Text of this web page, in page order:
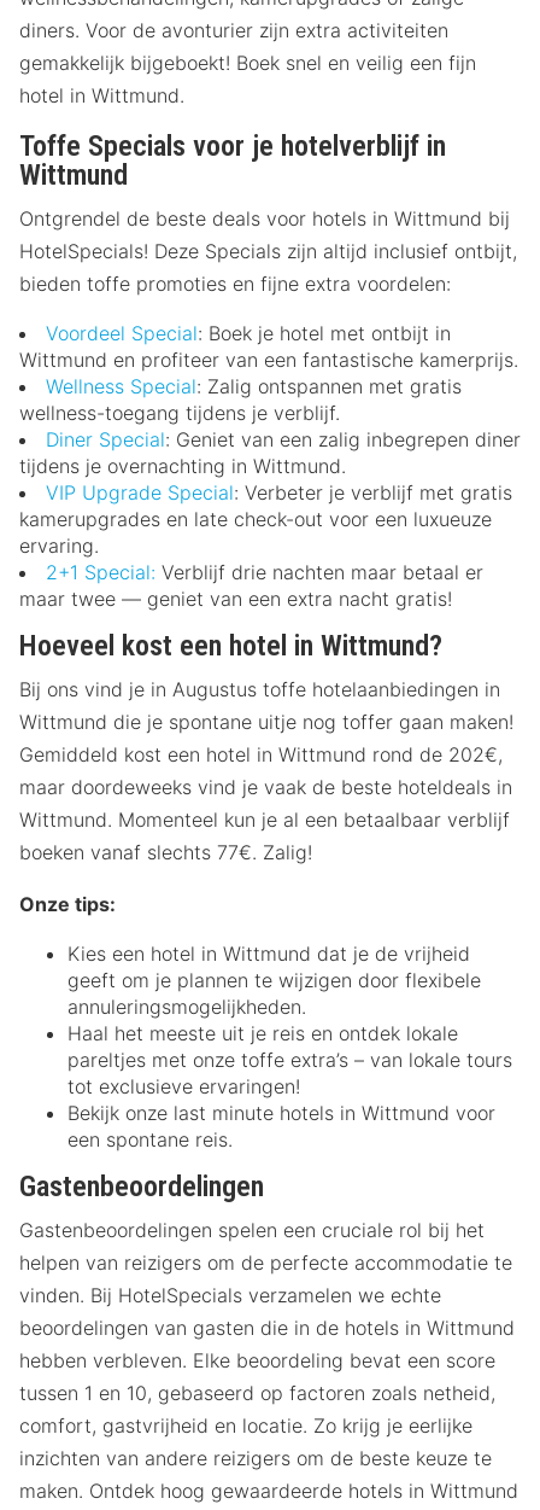
diners. Voor de avonturier zijn extra activiteiten
gemakkelijk bijgeboekt! Boek snel en veilig een fijn
hotel in Wittmund.
Toffe Specials voor je hotelverblijf in
Wittmund
Ontgrendel de beste deals voor hotels in Wittmund bij
HotelSpecials! Deze Specials zijn altijd inclusief ontbijt,
bieden toffe promoties en fijne extra voordelen:
Voordeel Special: Boek je hotel met ontbijt in
Wittmund en profiteer van een fantastische kamerprijs.
Wellness Special: Zalig ontspannen met gratis
wellness-toegang tijdens je verblijf.
Diner Special: Geniet van een zalig inbegrepen diner
tijdens je overnachting in Wittmund.
VIP Upgrade Special: Verbeter je verblijf met gratis
kamerupgrades en late check-out voor een luxueuze
ervaring.
2+1 Special: Verblijf drie nachten maar betaal er
maar twee — geniet van een extra nacht gratis!
Hoeveel kost een hotel in Wittmund?
Bij ons vind je in Augustus toffe hotelaanbiedingen in
Wittmund die je spontane uitje nog toffer gaan maken!
Gemiddeld kost een hotel in Wittmund rond de 202€,
maar doordeweeks vind je vaak de beste hoteldeals in
Wittmund. Momenteel kun je al een betaalbaar verblijf
boeken vanaf slechts 77€. Zalig!
Onze tips:
Kies een hotel in Wittmund dat je de vrijheid
geeft om je plannen te wijzigen door flexibele
annuleringsmogelijkheden.
Haal het meeste uit je reis en ontdek lokale
pareltjes met onze toffe extra’s – van lokale tours
tot exclusieve ervaringen!
Bekijk onze last minute hotels in Wittmund voor
een spontane reis.
Gastenbeoordelingen
Gastenbeoordelingen spelen een cruciale rol bij het
helpen van reizigers om de perfecte accommodatie te
vinden. Bij HotelSpecials verzamelen we echte
beoordelingen van gasten die in de hotels in Wittmund
hebben verbleven. Elke beoordeling bevat een score
tussen 1 en 10, gebaseerd op factoren zoals netheid,
comfort, gastvrijheid en locatie. Zo krijg je eerlijke
inzichten van andere reizigers om de beste keuze te
maken. Ontdek hoog gewaardeerde hotels in Wittmund